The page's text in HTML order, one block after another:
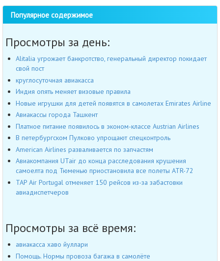
Популярное содержимое
Просмотры за день:
Alitalia угрожает банкротство, генеральный директор покидает
свой пост
круглосуточная авиакасса
Индия опять меняет визовые правила
Новые игрушки для детей появятся в самолетах Emirates Airline
Авиакассы города Ташкент
Платное питание появилось в эконом-классе Austrian Airlines
В петербургском Пулково упрощают спецконтроль
American Airlines разваливается по запчастям
Авиакомпания UTair до конца расследования крушения
самоелта под Тюменью приостановила все полеты ATR-72
TAP Air Portugal отменяет 150 рейсов из-за забастовки
авиадиспетчеров
Просмотры за всё время:
авиакасса хаво йуллари
Помощь. Нормы провоза багажа в самолёте